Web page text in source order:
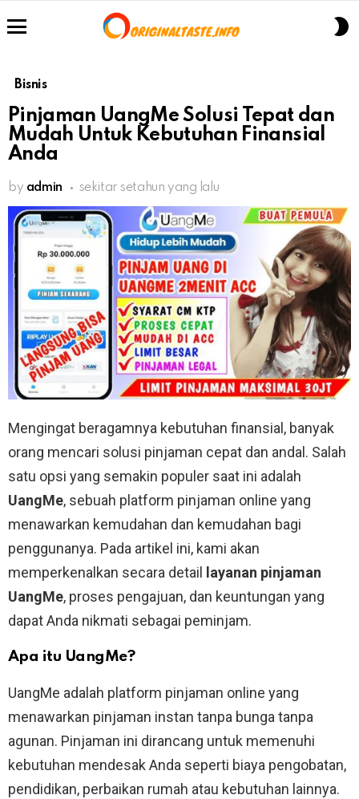
Bisnis
Pinjaman UangMe Solusi Tepat dan
Mudah Untuk Kebutuhan Finansial
Anda
by admin sekitar setahun yang lalu
Mengingat beragamnya kebutuhan finansial, banyak
orang mencari solusi pinjaman cepat dan andal. Salah
satu opsi yang semakin populer saat ini adalah
UangMe, sebuah platform pinjaman online yang
menawarkan kemudahan dan kemudahan bagi
penggunanya. Pada artikel ini, kami akan
memperkenalkan secara detail
layanan pinjaman
UangMe, proses pengajuan, dan keuntungan yang
dapat Anda nikmati sebagai peminjam.
Apa itu UangMe?
UangMe adalah platform pinjaman online yang
menawarkan pinjaman instan tanpa bunga tanpa
agunan. Pinjaman ini dirancang untuk memenuhi
kebutuhan mendesak Anda seperti biaya pengobatan,
pendidikan, perbaikan rumah atau kebutuhan lainnya.